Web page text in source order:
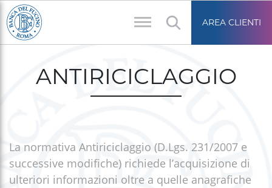
Salta
al
contenuto
Area
AREA CLIENTI
Briciole
ANTIRICICLAGGIO
La normativa Antiriciclaggio (D.Lgs. 231/2007 e
successive modifiche) richiede l’acquisizione di
ulteriori informazioni oltre a quelle anagrafiche